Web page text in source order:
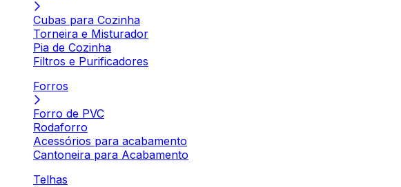
Cubas para Cozinha
Torneira e Misturador
Pia de Cozinha
Filtros e Purificadores
Forros
Forro de PVC
Rodaforro
Acessórios para acabamento
Cantoneira para Acabamento
Telhas